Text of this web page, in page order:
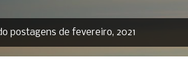
postagens de fevereiro, 2021